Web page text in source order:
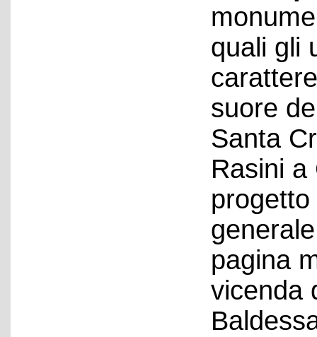
quali gli
suore
Santa
Rasini
pagina
vicenda